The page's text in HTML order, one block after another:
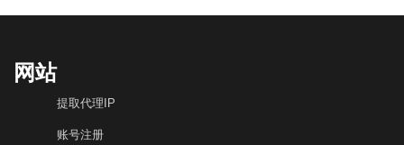
网站
提取代理IP
账号注册